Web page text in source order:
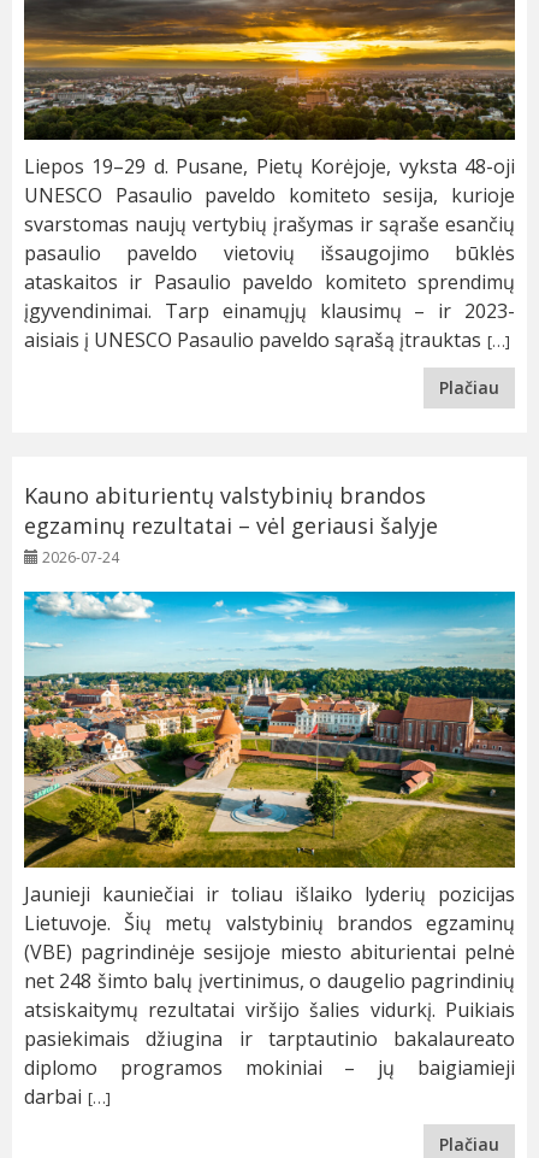
Liepos 19–29 d. Pusane, Pietų Korėjoje, vyksta 48-oji
UNESCO Pasaulio paveldo komiteto sesija, kurioje
svarstomas naujų vertybių įrašymas ir sąraše esančių
pasaulio paveldo vietovių išsaugojimo būklės
ataskaitos ir Pasaulio paveldo komiteto sprendimų
įgyvendinimai. Tarp einamųjų klausimų – ir 2023-
aisiais į UNESCO Pasaulio paveldo sąrašą įtrauktas […]
Plačiau
Kauno abiturientų valstybinių brandos
egzaminų rezultatai – vėl geriausi šalyje
2026-07-24
Jaunieji kauniečiai ir toliau išlaiko lyderių pozicijas
Lietuvoje. Šių metų valstybinių brandos egzaminų
(VBE) pagrindinėje sesijoje miesto abiturientai pelnė
net 248 šimto balų įvertinimus, o daugelio pagrindinių
atsiskaitymų rezultatai viršijo šalies vidurkį. Puikiais
pasiekimais džiugina ir tarptautinio bakalaureato
diplomo programos mokiniai – jų baigiamieji
darbai […]
Plačiau